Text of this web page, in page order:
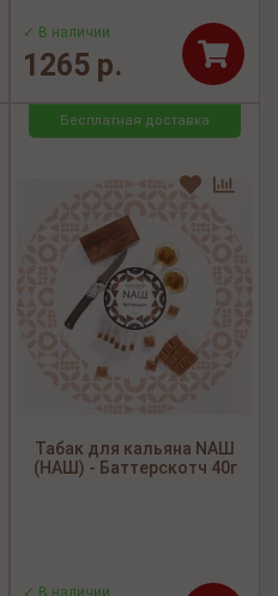
✓ В наличии
1265 р.
Бесплатная доставка
Табак для кальяна NАШ
(НАШ) - Баттерскотч 40г